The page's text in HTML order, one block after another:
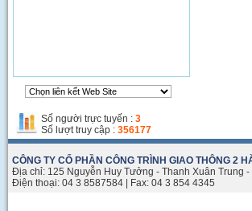
Số người trực tuyến : 3
Số lượt truy cập : 356177
CÔNG TY CỔ PHẦN CÔNG TRÌNH GIAO THÔNG 2
Địa chỉ: 125 Nguyễn Huy Tưởng - Thanh Xuân Trung -
Điện thoại: 04 3 8587584 | Fax: 04 3 854 4345